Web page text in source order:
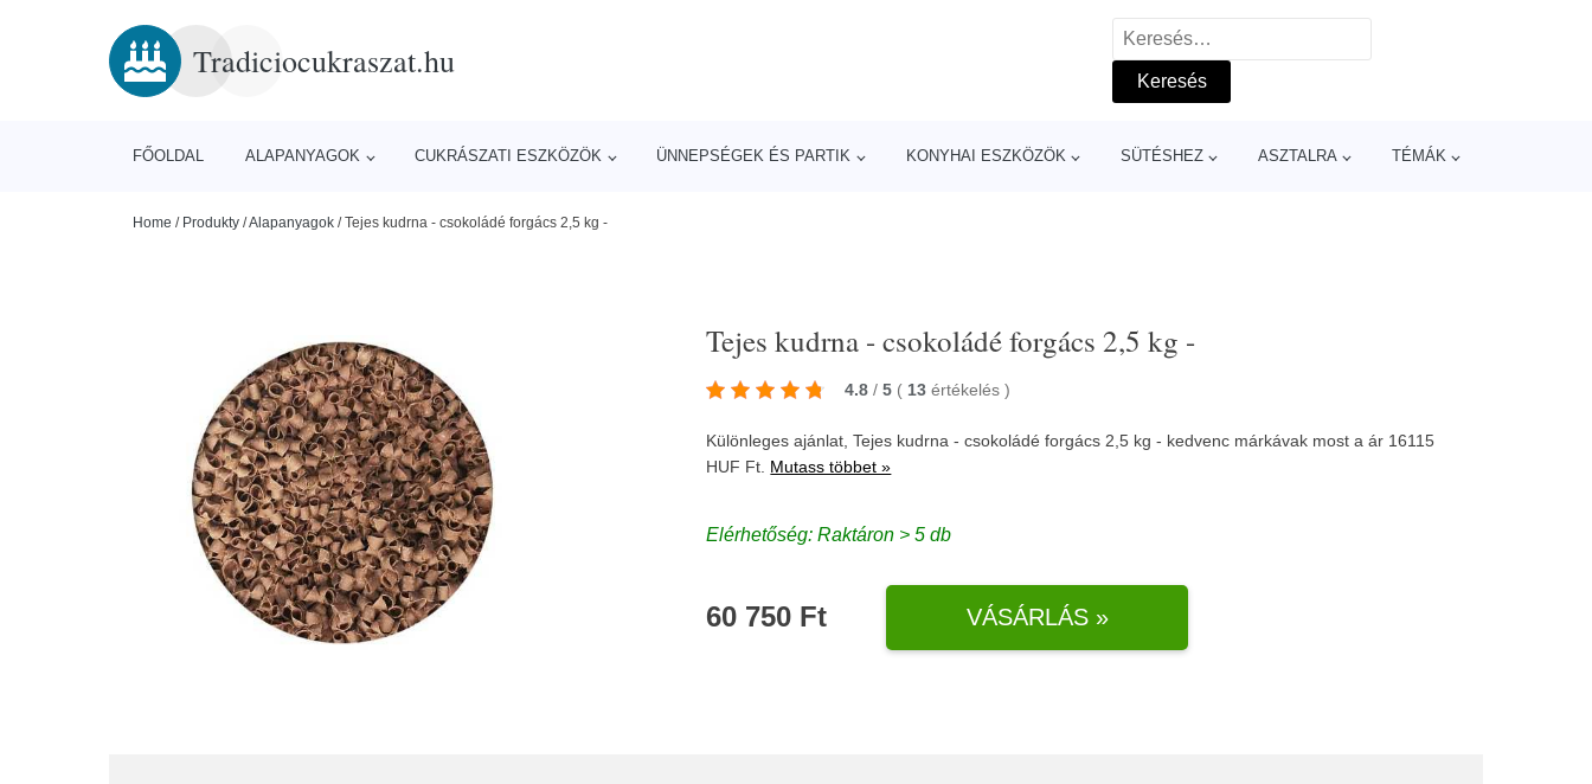
Tradiciocukraszat.hu
Keresés:
FŐOLDAL ALAPANYAGOK CUKRÁSZATI ESZKÖZÖK ÜNNEPSÉGEK ÉS PARTIK KONYHAI ESZKÖZÖK SÜTÉSHEZ ASZTALRA TÉMÁK
Home / Produkty /Alapanyagok /Tejes kudrna - csokoládé forgács 2,5 kg -
Tejes kudrna - csokoládé forgács 2,5 kg -
4.8 / 5 ( 13 értékelés)
Különleges ajánlat, Tejes kudrna - csokoládé forgács 2,5 kg - kedvenc márkávak most a ár 16115
HUF Ft. Mutass többet »
Elérhetőség: Raktáron > 5 db
60 750 Ft VÁSÁRLÁS »